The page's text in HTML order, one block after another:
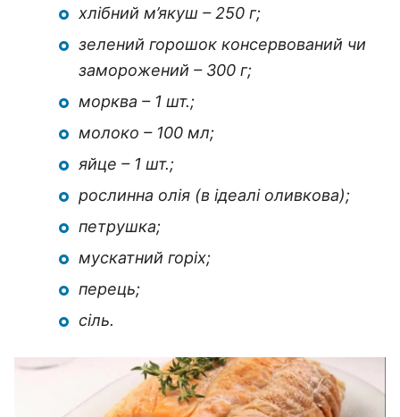
хлібний м’якуш – 250 г;
зелений горошок консервований чи
заморожений – 300 г;
морква – 1 шт.;
молоко – 100 мл;
яйце – 1 шт.;
рослинна олія (в ідеалі оливкова);
петрушка;
мускатний горіх;
перець;
сіль.